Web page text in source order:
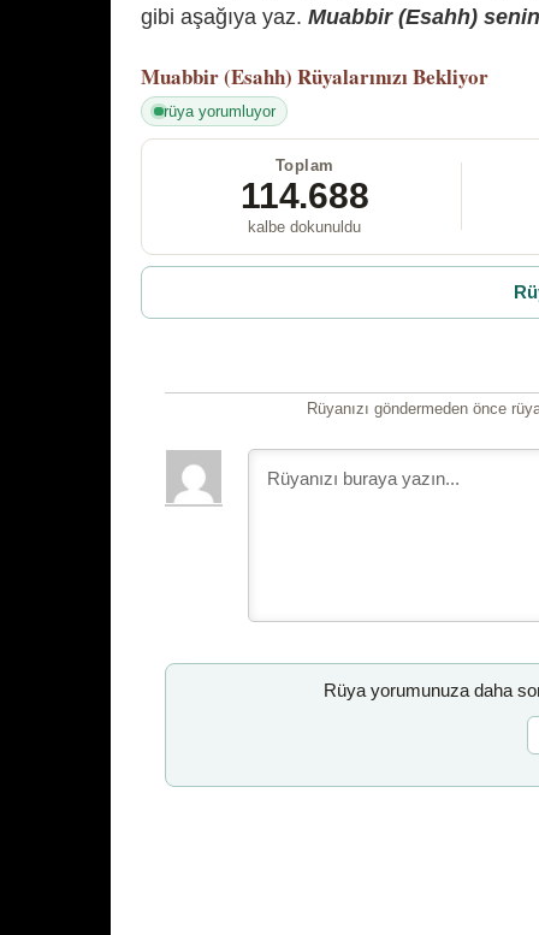
gibi aşağıya yaz. Muabbir (Esahh)
Muabbir (Esahh) Rüyalarınızı Bekliyor
rüya yorumluyor
Toplam
114.688
kalbe dokunuldu
Rüyanızı göndermeden önce
Rüya yorumunuza daha